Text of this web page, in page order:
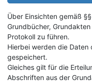
Über Einsichten gemäß
Grundbücher,
Protokoll zu führen.
Hierbei werden die Daten
gespeichert.
Gleiches gilt für die
Abschriften aus der